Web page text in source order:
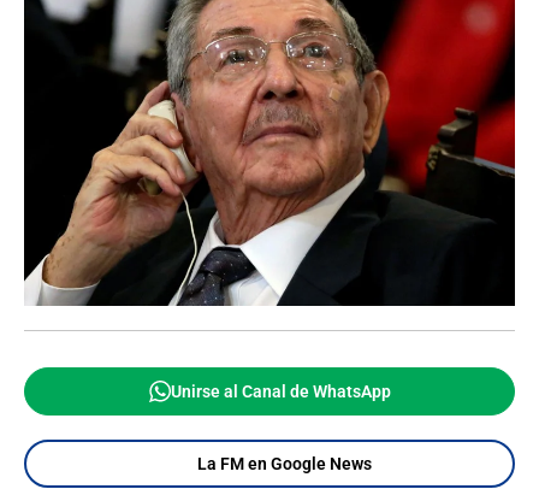
Unirse al Canal de WhatsApp
La FM en Google News